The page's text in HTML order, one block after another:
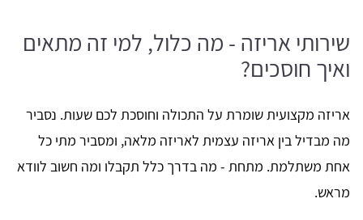
שירותי אריזה - מה כלול, למי זה מתאים
ואיך חוסכים?
אריזה מקצועית שומרת על התכולה וחוסכת לכם שעות. נסביר
מה מבדיל בין אריזה עצמית לאריזה מלאה, ומסביר מתי כל
אחת משתלמת. מתחת - מה בדרך כלל תקבלו ומה חשוב לוודא
מראש.